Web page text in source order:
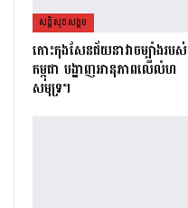
សន្តិសុខសង្គម
កោះកុងសែនជ័យនាវាចម្បាំងរបស់
កម្ពុជា បង្ហាញអានុភាពលើលំហ
សមុទ្រ។